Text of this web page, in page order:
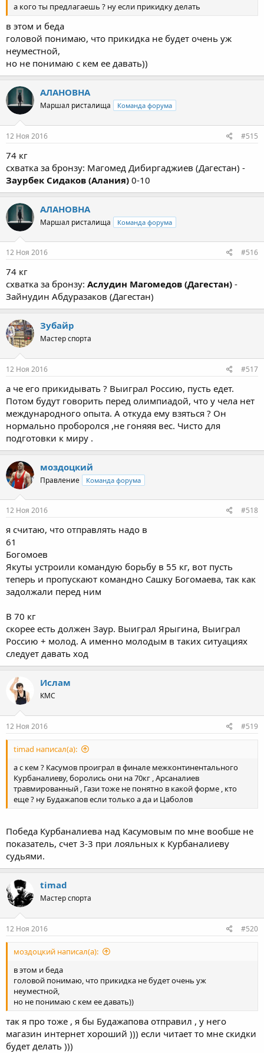
а кого ты предлагаешь ? ну если прикидку делать
в этом и беда
головой понимаю, что прикидка не будет очень уж
неуместной,
но не понимаю с кем ее давать))
АЛАНОВНА
Маршал ристалища Команда форума
12 Ноя 2016 #515
74 кг
схватка за бронзу: Магомед Дибиргаджиев (Дагестан) -
Заурбек Сидаков (Алания) 0-10
АЛАНОВНА
Маршал ристалища Команда форума
12 Ноя 2016 #516
74 кг
схватка за бронзу: Аслудин Магомедов (Дагестан) -
Зайнудин Абдуразаков (Дагестан)
Зубайр
Мастер спорта
12 Ноя 2016 #517
а че его прикидывать ? Выиграл Россию, пусть едет.
Потом будут говорить перед олимпиадой, что у чела нет
международного опыта. А откуда ему взяться ? Он
нормально проборолся ,не гоняяя вес. Чисто для
подготовки к миру .
моздоцкий
Правление Команда форума
12 Ноя 2016 #518
я считаю, что отправлять надо в
61
Богомоев
Якуты устроили командую борьбу в 55 кг, вот пусть
теперь и пропускают командно Сашку Богомаева, так как
задолжали перед ним
В 70 кг
скорее есть должен Заур. Выиграл Ярыгина, Выиграл
Россию + молод. А именно молодым в таких ситуациях
следует давать ход
Ислам
КМС
12 Ноя 2016 #519
timad написал(а):
а с кем ? Касумов проиграл в финале межконтинентального
Курбаналиеву, боролись они на 70кг , Арсаналиев
травмированный , Гази тоже не понятно в какой форме , кто
еще ? ну Будажапов если только а да и Цаболов
Победа Курбаналиева над Касумовым по мне вообше не
показатель, счет 3-3 при лояльных к Курбаналиеву
судьями.
timad
Мастер спорта
12 Ноя 2016 #520
моздоцкий написал(а):
в этом и беда
головой понимаю, что прикидка не будет очень уж
неуместной,
но не понимаю с кем ее давать))
так я про тоже , я бы Будажапова отправил , у него
магазин интернет хороший ))) если читает то мне скидки
будет делать )))